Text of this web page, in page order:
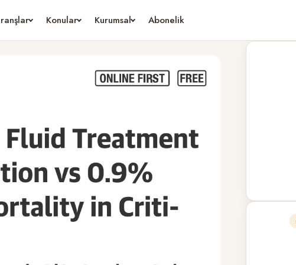
Konular Kurumsal Abonelik